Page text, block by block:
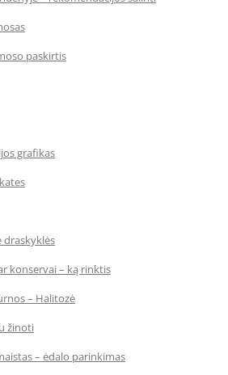
paskirtis
grafikas
draskyklės
konservai – ką rinktis
– Halitozė
žinoti
– ėdalo parinkimas